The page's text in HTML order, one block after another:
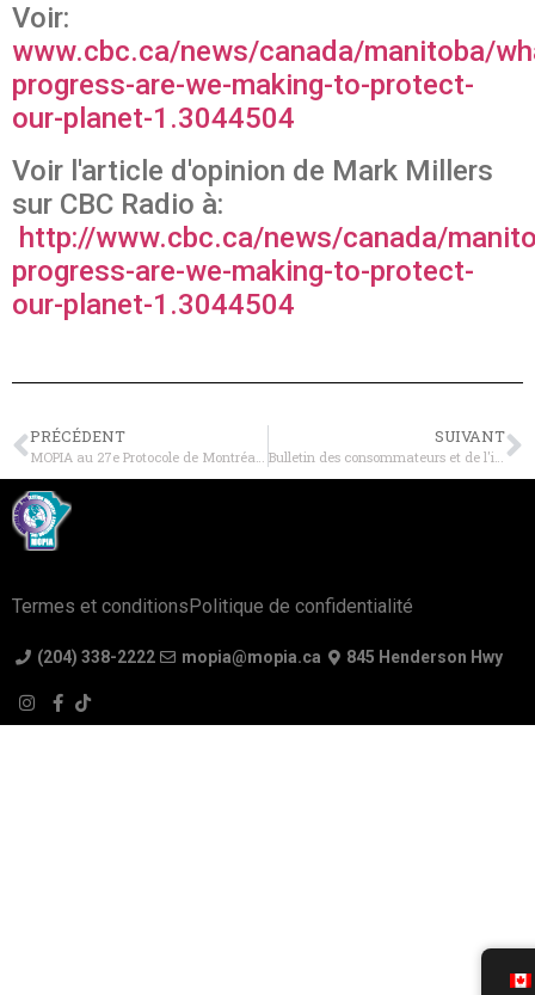
Voir:
www.cbc.ca/news/canada/manitoba/
progress-are-we-making-to-protect-
our-planet-1.3044504
Voir l'article d'opinion de Mark Millers
sur CBC Radio à:
http://www.cbc.ca/news/canada/
progress-are-we-making-to-protect-
our-planet-1.3044504
PRÉCÉDENT
MOPIA au 27e Protocole de Montréal MOP à Dubaï
SUIVANT
Bulletin des consommateurs et de l'industrie
Termes et conditionsPolitique de confidentialité
(204) 338-2222 mopia@mopia.ca 845 Henderson Hwy